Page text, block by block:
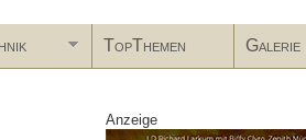
TopThemen Galerie
Anzeige